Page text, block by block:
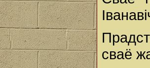
сваё